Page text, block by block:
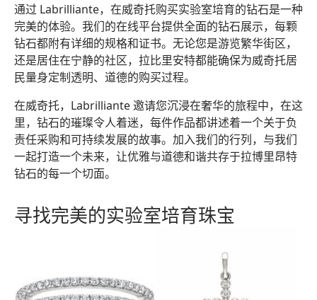
通过 Labrilliante，在威奇托购买实验室培育的钻石是一种
完美的体验。我们的在线平台提供全面的钻石展示，每颗
钻石都附有详细的规格和证书。无论您是游览繁华街区，
还是居住在宁静的社区，拉比里安特都能确保为威奇托居
民量身定制透明、道德的购买过程。
在威奇托，Labrilliante 邀请您沉浸在奢华的旅程中，在这
里，钻石的璀璨令人着迷，每件作品都讲述着一个关于负
责任采购和可持续发展的故事。加入我们的行列，与我们
一起打造一个未来，让优雅与道德和谐共存于拉博里昂特
钻石的每一个切面。
寻找完美的实验室培育珠宝